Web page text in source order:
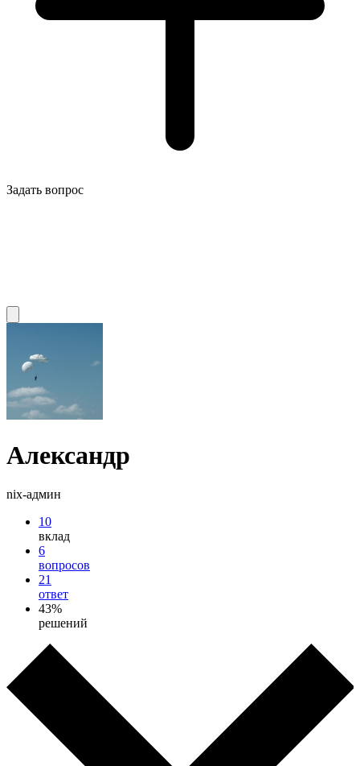
Задать вопрос
Александр
nix-админ
10
вклад
6
вопросов
21
ответ
43%
решений